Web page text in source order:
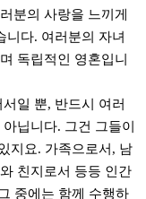
분의 사랑을 느끼게
니다. 여러분의 자녀
독립적인 영혼입니
일 뿐, 반드시 여러
닙니다. 그건 그들이
지요. 가족으로서, 남
친지로서 등등 인간
중에는 함께 수행하